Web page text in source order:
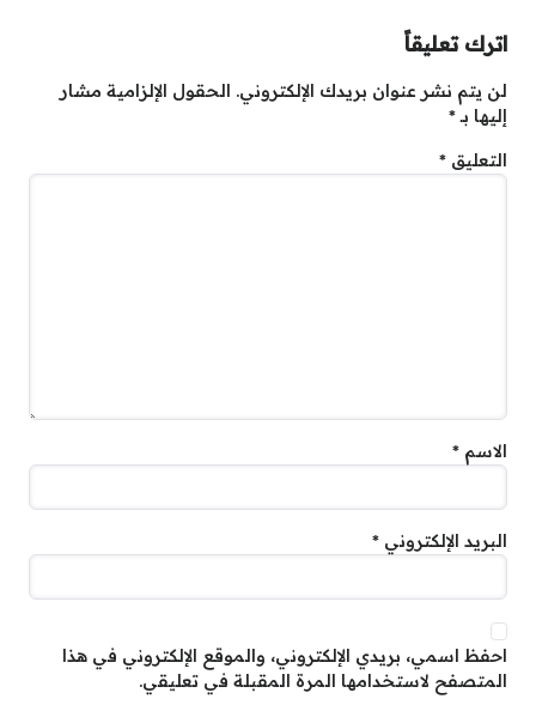
اترك تعليقاً
لن يتم نشر عنوان بريدك الإلكتروني. الحقول الإلزامية مشار
إليها بـ*
التعليق *
الاسم *
البريد الإلكتروني *
احفظ اسمي، بريدي الإلكتروني، والموقع الإلكتروني في هذا
المتصفح لاستخدامها المرة المقبلة في تعليقي.